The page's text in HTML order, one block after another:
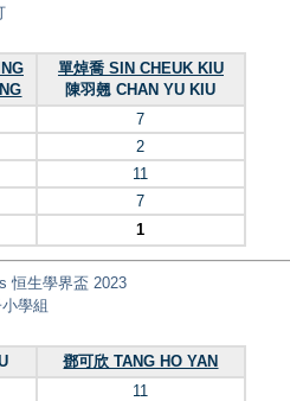
單焯喬 SIN CHEUK KIU
陳羽翹 CHAN YU KIU
7
2
11
7
1
恒生學界盃 2023
學組
鄧可欣 TANG HO YAN
11